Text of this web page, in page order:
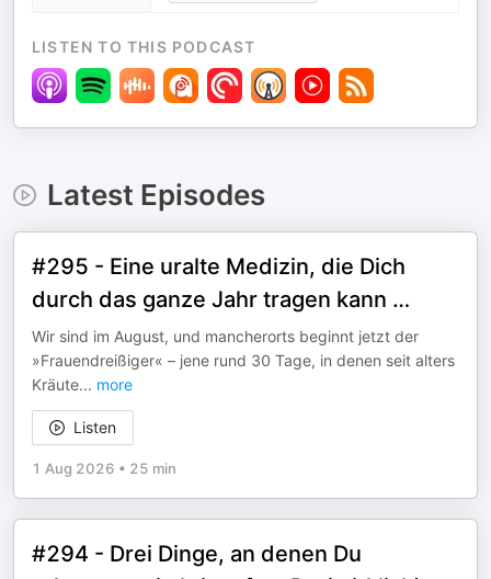
LISTEN TO THIS PODCAST
Latest Episodes
#295 - Eine uralte Medizin, die Dich
durch das ganze Jahr tragen kann …
Wir sind im August, und mancherorts beginnt jetzt der
»Frauendreißiger« – jene rund 30 Tage, in denen seit alters
Kräute... more
Listen
1 Aug 2026 • 25 min
#294 - Drei Dinge, an denen Du